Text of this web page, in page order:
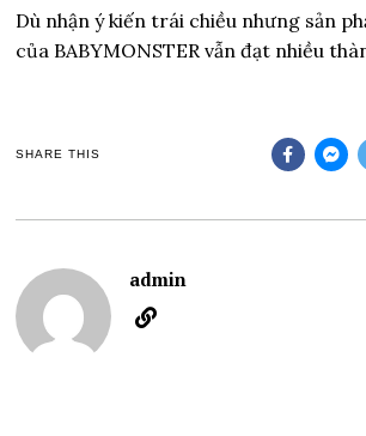
Dù nhận ý kiến trái chiều nhưng sản
của BABYMONSTER vẫn đạt nhiều
SHARE THIS
admin